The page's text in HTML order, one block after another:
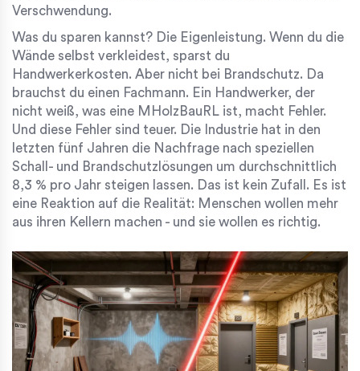
Verschwendung.
Was du sparen kannst? Die Eigenleistung. Wenn du die
Wände selbst verkleidest, sparst du
Handwerkerkosten. Aber nicht bei Brandschutz. Da
brauchst du einen Fachmann. Ein Handwerker, der
nicht weiß, was eine MHolzBauRL ist, macht Fehler.
Und diese Fehler sind teuer. Die Industrie hat in den
letzten fünf Jahren die Nachfrage nach speziellen
Schall- und Brandschutzlösungen um durchschnittlich
8,3 % pro Jahr steigen lassen. Das ist kein Zufall. Es ist
eine Reaktion auf die Realität: Menschen wollen mehr
aus ihren Kellern machen - und sie wollen es richtig.